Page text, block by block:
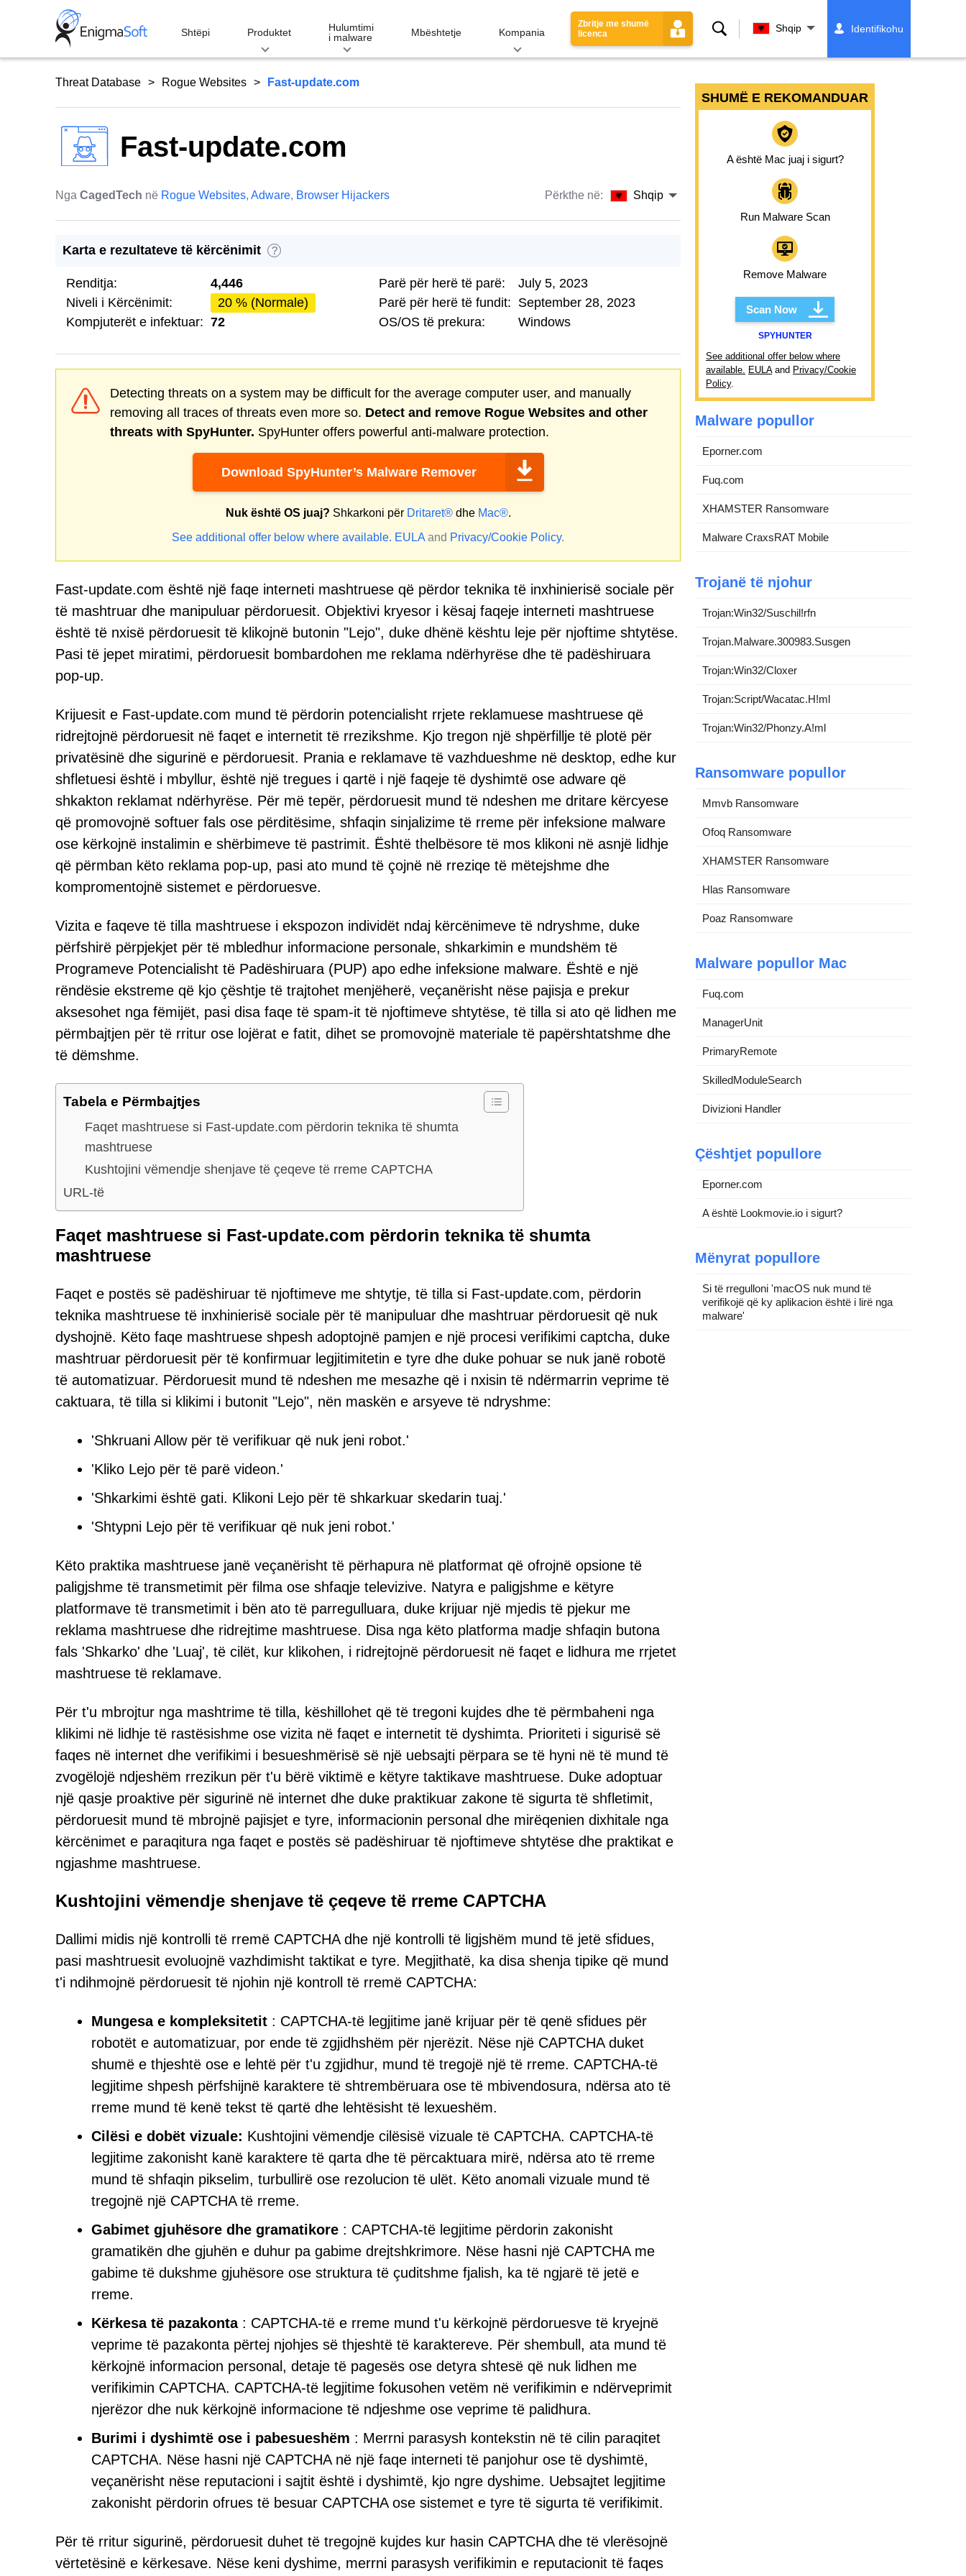
Shtëpi Produktet
Hulumtimi
i malware
Mbështetje Kompania
Zbritje me shumë
licenca
Kërko Shqip Identifikohu
Threat Database Rogue Websites Fast-update.com
Fast-update.com
Nga CagedTech në Rogue Websites, Adware, Browser Hijackers Përkthe në: Shqip
Karta e rezultateve të kërcënimit ?
Renditja:
4,446
Niveli i Kërcënimit:
20 % (Normale)
Kompjuterët e infektuar: 72
Parë për herë të parë:
July 5, 2023
Parë për herë të fundit: September 28, 2023
OS/OS të prekura:
Windows
Detecting threats on a system may be difficult for the average computer user, and manually
removing all traces of threats even more so. Detect and remove Rogue Websites and other
threats with SpyHunter. SpyHunter offers powerful anti-malware protection.
Download SpyHunter’s Malware Remover
Nuk është OS juaj? Shkarkoni për Dritaret®dhe Mac®.
See additional offer below where available. EULA and Privacy/Cookie Policy.
Fast-update.com është një faqe interneti mashtruese që përdor teknika të inxhinierisë sociale për
të mashtruar dhe manipuluar përdoruesit. Objektivi kryesor i kësaj faqeje interneti mashtruese
është të nxisë përdoruesit të klikojnë butonin "Lejo", duke dhënë kështu leje për njoftime shtytëse.
Pasi të jepet miratimi, përdoruesit bombardohen me reklama ndërhyrëse dhe të padëshiruara
pop-up.
Krijuesit e Fast-update.com mund të përdorin potencialisht rrjete reklamuese mashtruese që
ridrejtojnë përdoruesit në faqet e internetit të rrezikshme. Kjo tregon një shpërfillje të plotë për
privatësinë dhe sigurinë e përdoruesit. Prania e reklamave të vazhdueshme në desktop, edhe kur
shfletuesi është i mbyllur, është një tregues i qartë i një faqeje të dyshimtë ose adware që
shkakton reklamat ndërhyrëse. Për më tepër, përdoruesit mund të ndeshen me dritare kërcyese
që promovojnë softuer fals ose përditësime, shfaqin sinjalizime të rreme për infeksione malware
ose kërkojnë instalimin e shërbimeve të pastrimit. Është thelbësore të mos klikoni në asnjë lidhje
që përmban këto reklama pop-up, pasi ato mund të çojnë në rreziqe të mëtejshme dhe
kompromentojnë sistemet e përdoruesve.
Vizita e faqeve të tilla mashtruese i ekspozon individët ndaj kërcënimeve të ndryshme, duke
përfshirë përpjekjet për të mbledhur informacione personale, shkarkimin e mundshëm të
Programeve Potencialisht të Padëshiruara (PUP) apo edhe infeksione malware. Është e një
rëndësie ekstreme që kjo çështje të trajtohet menjëherë, veçanërisht nëse pajisja e prekur
aksesohet nga fëmijët, pasi disa faqe të spam-it të njoftimeve shtytëse, të tilla si ato që lidhen me
përmbajtjen për të rritur ose lojërat e fatit, dihet se promovojnë materiale të papërshtatshme dhe
të dëmshme.
Tabela e Përmbajtjes
Faqet mashtruese si Fast-update.com përdorin teknika të shumta
mashtruese
Kushtojini vëmendje shenjave të çeqeve të rreme CAPTCHA
URL-të
Faqet mashtruese si Fast-update.com përdorin teknika të shumta
mashtruese
Faqet e postës së padëshiruar të njoftimeve me shtytje, të tilla si Fast-update.com, përdorin
teknika mashtruese të inxhinierisë sociale për të manipuluar dhe mashtruar përdoruesit që nuk
dyshojnë. Këto faqe mashtruese shpesh adoptojnë pamjen e një procesi verifikimi captcha, duke
mashtruar përdoruesit për të konfirmuar legjitimitetin e tyre dhe duke pohuar se nuk janë robotë
të automatizuar. Përdoruesit mund të ndeshen me mesazhe që i nxisin të ndërmarrin veprime të
caktuara, të tilla si klikimi i butonit "Lejo", nën maskën e arsyeve të ndryshme:
'Shkruani Allow për të verifikuar që nuk jeni robot.'
'Kliko Lejo për të parë videon.'
'Shkarkimi është gati. Klikoni Lejo për të shkarkuar skedarin tuaj.'
'Shtypni Lejo për të verifikuar që nuk jeni robot.'
Këto praktika mashtruese janë veçanërisht të përhapura në platformat që ofrojnë opsione të
paligjshme të transmetimit për filma ose shfaqje televizive. Natyra e paligjshme e këtyre
platformave të transmetimit i bën ato të parregulluara, duke krijuar një mjedis të pjekur me
reklama mashtruese dhe ridrejtime mashtruese. Disa nga këto platforma madje shfaqin butona
fals 'Shkarko' dhe 'Luaj', të cilët, kur klikohen, i ridrejtojnë përdoruesit në faqet e lidhura me rrjetet
mashtruese të reklamave.
Për t'u mbrojtur nga mashtrime të tilla, këshillohet që të tregoni kujdes dhe të përmbaheni nga
klikimi në lidhje të rastësishme ose vizita në faqet e internetit të dyshimta. Prioriteti i sigurisë së
faqes në internet dhe verifikimi i besueshmërisë së një uebsajti përpara se të hyni në të mund të
zvogëlojë ndjeshëm rrezikun për t'u bërë viktimë e këtyre taktikave mashtruese. Duke adoptuar
një qasje proaktive për sigurinë në internet dhe duke praktikuar zakone të sigurta të shfletimit,
përdoruesit mund të mbrojnë pajisjet e tyre, informacionin personal dhe mirëqenien dixhitale nga
kërcënimet e paraqitura nga faqet e postës së padëshiruar të njoftimeve shtytëse dhe praktikat e
ngjashme mashtruese.
Kushtojini vëmendje shenjave të çeqeve të rreme CAPTCHA
Dallimi midis një kontrolli të rremë CAPTCHA dhe një kontrolli të ligjshëm mund të jetë sfidues,
pasi mashtruesit evoluojnë vazhdimisht taktikat e tyre. Megjithatë, ka disa shenja tipike që mund
t'i ndihmojnë përdoruesit të njohin një kontroll të rremë CAPTCHA:
Mungesa e kompleksitetit : CAPTCHA-të legjitime janë krijuar për të qenë sfidues për
robotët e automatizuar, por ende të zgjidhshëm për njerëzit. Nëse një CAPTCHA duket
shumë e thjeshtë ose e lehtë për t'u zgjidhur, mund të tregojë një të rreme. CAPTCHA-të
legjitime shpesh përfshijnë karaktere të shtrembëruara ose të mbivendosura, ndërsa ato të
rreme mund të kenë tekst të qartë dhe lehtësisht të lexueshëm.
Cilësi e dobët vizuale: Kushtojini vëmendje cilësisë vizuale të CAPTCHA. CAPTCHA-të
legjitime zakonisht kanë karaktere të qarta dhe të përcaktuara mirë, ndërsa ato të rreme
mund të shfaqin pikselim, turbullirë ose rezolucion të ulët. Këto anomali vizuale mund të
tregojnë një CAPTCHA të rreme.
Gabimet gjuhësore dhe gramatikore : CAPTCHA-të legjitime përdorin zakonisht
gramatikën dhe gjuhën e duhur pa gabime drejtshkrimore. Nëse hasni një CAPTCHA me
gabime të dukshme gjuhësore ose struktura të çuditshme fjalish, ka të ngjarë të jetë e
rreme.
Kërkesa të pazakonta: CAPTCHA-të e rreme mund t'u kërkojnë përdoruesve të kryejnë
veprime të pazakonta përtej njohjes së thjeshtë të karaktereve. Për shembull, ata mund të
kërkojnë informacion personal, detaje të pagesës ose detyra shtesë që nuk lidhen me
verifikimin CAPTCHA. CAPTCHA-të legjitime fokusohen vetëm në verifikimin e ndërveprimit
njerëzor dhe nuk kërkojnë informacione të ndjeshme ose veprime të palidhura.
Burimi i dyshimtë ose i pabesueshëm : Merrni parasysh kontekstin në të cilin paraqitet
CAPTCHA. Nëse hasni një CAPTCHA në një faqe interneti të panjohur ose të dyshimtë,
veçanërisht nëse reputacioni i sajtit është i dyshimtë, kjo ngre dyshime. Uebsajtet legjitime
zakonisht përdorin ofrues të besuar CAPTCHA ose sistemet e tyre të sigurta të verifikimit.
Për të rritur sigurinë, përdoruesit duhet të tregojnë kujdes kur hasin CAPTCHA dhe të vlerësojnë
vërtetësinë e kërkesave. Nëse keni dyshime, merrni parasysh verifikimin e reputacionit të faqes
SHUMË E REKOMANDUAR
A është Mac juaj i sigurt?
Run Malware Scan
Remove Malware
Scan Now
SPYHUNTER
See additional offer below where
available. EULAand Privacy/Cookie
Policy.
Malware popullor
Eporner.com
Fuq.com
XHAMSTER Ransomware
Malware CraxsRAT Mobile
Trojanë të njohur
Trojan:Win32/Suschil!rfn
Trojan.Malware.300983.Susgen
Trojan:Win32/Cloxer
Trojan:Script/Wacatac.H!ml
Trojan:Win32/Phonzy.A!ml
Ransomware popullor
Mmvb Ransomware
Ofoq Ransomware
XHAMSTER Ransomware
Hlas Ransomware
Poaz Ransomware
Malware popullor Mac
Fuq.com
ManagerUnit
PrimaryRemote
SkilledModuleSearch
Divizioni Handler
Çështjet popullore
Eporner.com
A është Lookmovie.io i sigurt?
Mënyrat popullore
Si të rregulloni 'macOS nuk mund të
verifikojë që ky aplikacion është i lirë nga
malware'